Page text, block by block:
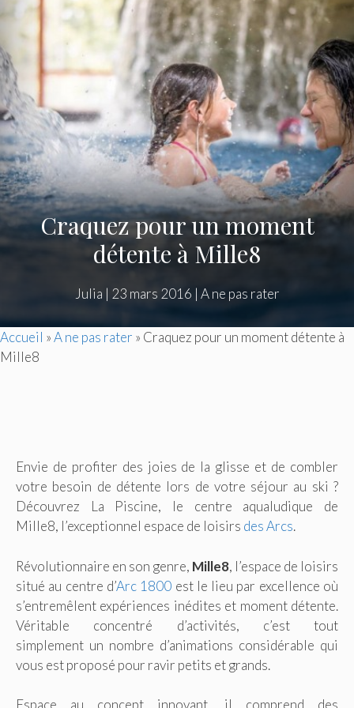
Craquez pour un moment
détente à Mille8
Julia | 23 mars 2016 | A ne pas rater
Accueil »A ne pas rater » Craquez pour un moment détente à
Mille8
Envie de profiter des joies de la glisse et de combler
votre besoin de détente lors de votre séjour au ski ?
Découvrez La Piscine, le centre aqualudique de
Mille8, l’exceptionnel espace de loisirs des Arcs.
Révolutionnaire en son genre, Mille8, l’espace de loisirs
situé au centre d’Arc 1800 est le lieu par excellence où
s’entremêlent expériences inédites et moment détente.
Véritable concentré d’activités, c’est tout
simplement un nombre d’animations considérable qui
vous est proposé pour ravir petits et grands.
Espace au concept innovant, il comprend des